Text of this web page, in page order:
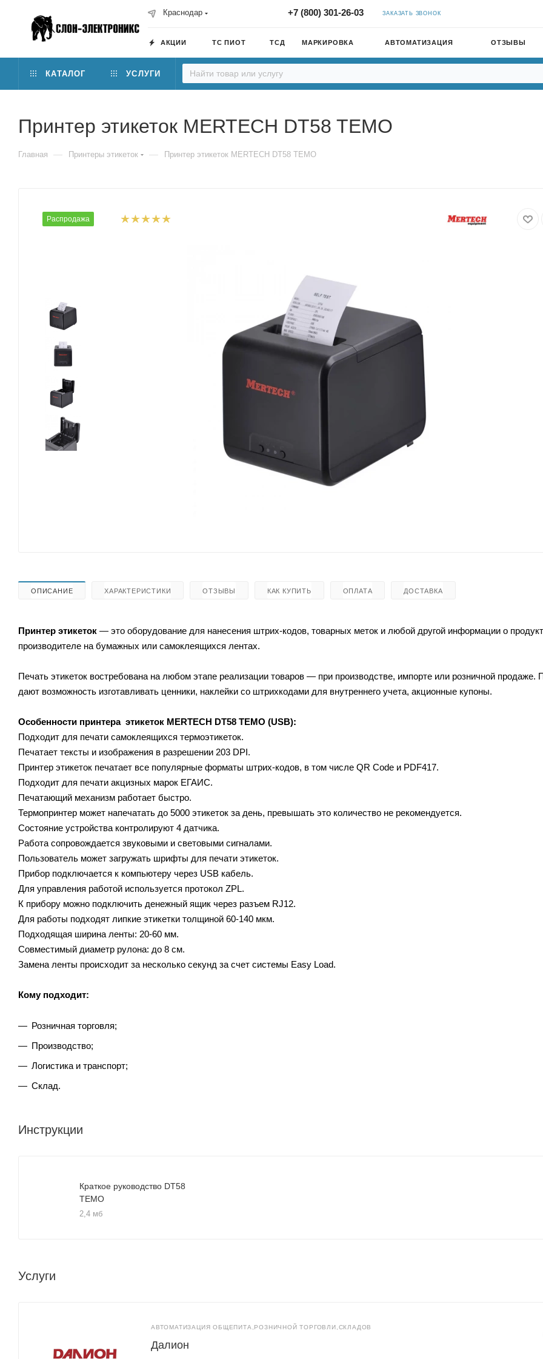
Краснодар +7 (800) 301-26-03 ЗАКАЗАТЬ ЗВОНОК
АКЦИИ ТС ПИОТ ТСД МАРКИРОВКА АВТОМАТИЗАЦИЯ ОТЗЫВЫ
КАТАЛОГ УСЛУГИ
Принтер этикеток MERTECH DT58 TEMO
Главная — Принтеры этикеток — Принтер этикеток MERTECH DT58 TEMO
Распродажа
ОПИСАНИЕ ХАРАКТЕРИСТИКИ ОТЗЫВЫ КАК КУПИТЬ ОПЛАТА ДОСТАВКА
Принтер этикеток — это оборудование для нанесения штрих-кодов, товарных меток и любой другой информации о
производителе на бумажных или самоклеящихся лентах.
Печать этикеток востребована на любом этапе реализации товаров — при производстве, импорте или розничной продаже.
дают возможность изготавливать ценники, наклейки со штрихкодами для внутреннего учета, акционные купоны.
Особенности принтера этикеток MERTECH DT58 TEMO (USB):
Подходит для печати самоклеящихся термоэтикеток.
Печатает тексты и изображения в разрешении 203 DPI.
Принтер этикеток печатает все популярные форматы штрих-кодов, в том числе QR Code и PDF417.
Подходит для печати акцизных марок ЕГАИС.
Печатающий механизм работает быстро.
Термопринтер может напечатать до 5000 этикеток за день, превышать это количество не рекомендуется.
Состояние устройства контролируют 4 датчика.
Работа сопровождается звуковыми и световыми сигналами.
Пользователь может загружать шрифты для печати этикеток.
Прибор подключается к компьютеру через USB кабель.
Для управления работой используется протокол ZPL.
К прибору можно подключить денежный ящик через разъем RJ12.
Для работы подходят липкие этикетки толщиной 60-140 мкм.
Подходящая ширина ленты: 20-60 мм.
Совместимый диаметр рулона: до 8 см.
Замена ленты происходит за несколько секунд за счет системы Easy Load.
Кому подходит:
Розничная торговля;
Производство;
Логистика и транспорт;
Склад.
Инструкции
Краткое руководство DT58
TEMO
2,4 мб
Услуги
АВТОМАТИЗАЦИЯ ОБЩЕПИТА,РОЗНИЧНОЙ ТОРГОВЛИ,СКЛАДОВ
Далион